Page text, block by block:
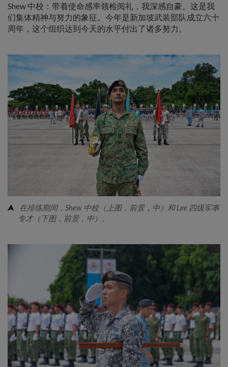
Shew 中校：带着使命感率领检阅礼，我深感自豪。这是我
们集体精神与努力的象征。今年是新加坡武装部队成立六十
周年，这个组织达到今天的水平付出了诸多努力。
在排练期间，Shew 中校（上图，前景，中）和 Lee 四级军事
专才（下图，前景，中）。